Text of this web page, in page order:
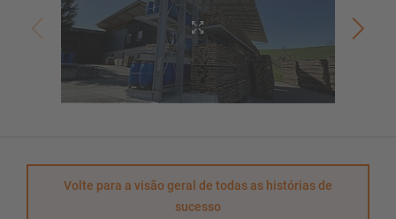
Volte para a visão geral de todas as histórias de
sucesso